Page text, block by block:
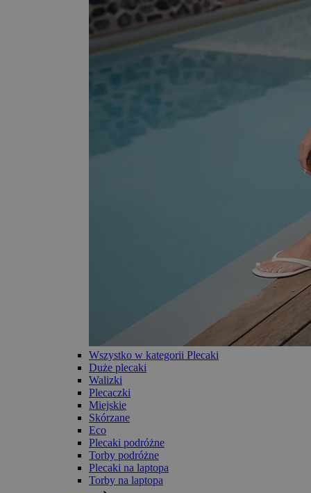
Wszystko w kategorii Plecaki
Duże plecaki
Walizki
Plecaczki
Miejskie
Skórzane
Eco
Plecaki podróżne
Torby podróżne
Plecaki na laptopa
Torby na laptopa